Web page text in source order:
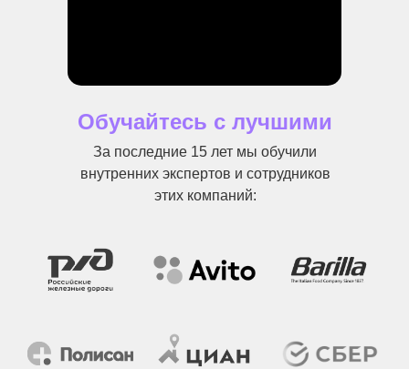
Обучайтесь с лучшими
За последние 15 лет мы обучили
внутренних экспертов и сотрудников
этих компаний: